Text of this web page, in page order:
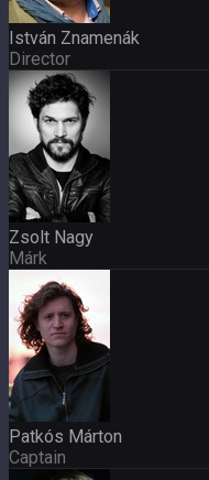
István Znamenák
Director
Zsolt Nagy
Márk
Patkós Márton
Captain